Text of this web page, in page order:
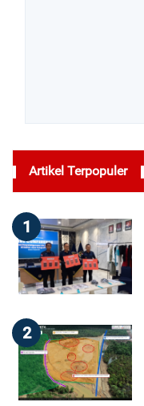
Artikel Terpopuler
1
2